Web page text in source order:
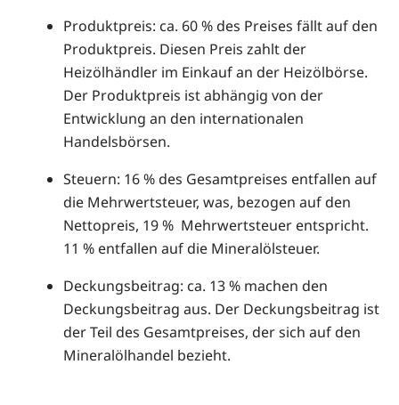
Produktpreis: ca. 60 % des Preises fällt auf den
Produktpreis. Diesen Preis zahlt der
Heizölhändler im Einkauf an der Heizölbörse.
Der Produktpreis ist abhängig von der
Entwicklung an den internationalen
Handelsbörsen.
Steuern: 16 % des Gesamtpreises entfallen auf
die Mehrwertsteuer, was, bezogen auf den
Nettopreis, 19 % Mehrwertsteuer entspricht.
11 % entfallen auf die Mineralölsteuer.
Deckungsbeitrag: ca. 13 % machen den
Deckungsbeitrag aus. Der Deckungsbeitrag ist
der Teil des Gesamtpreises, der sich auf den
Mineralölhandel bezieht.